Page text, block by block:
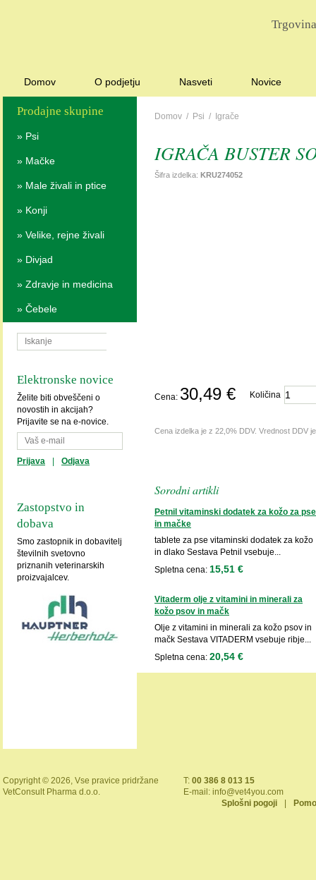
Domov O podjetju Nasveti Novice
Prodajne skupine
» Psi
» Mačke
» Male živali in ptice
» Konji
» Velike, rejne živali
» Divjad
» Zdravje in medicina
» Čebele
Elektronske novice
Želite biti obveščeni o
novostih in akcijah?
Prijavite se na e-novice.
Prijava Odjava
Zastopstvo in
dobava
Smo zastopnik in dobavitelj
številnih svetovno
priznanih veterinarskih
proizvajalcev.
Domov / Psi / Igrače
IGRAČA BUSTER
Šifra izdelka: KRU274052
Cena: 30,49 € Količina
Cena izdelka je z 22,0% DDV. Vrednost DDV
Sorodni artikli
Petnil vitaminski dodatek za kožo za pse
in mačke
tablete za pse vitaminski dodatek za kožo
in dlako Sestava Petnil vsebuje...
Spletna cena: 15,51 €
Vitaderm olje z vitamini in minerali za
kožo psov in mačk
Olje z vitamini in minerali za kožo psov in
mačk Sestava VITADERM vsebuje ribje...
Spletna cena: 20,54 €
Copyright © 2026, Vse pravice pridržane
VetConsult Pharma d.o.o.
T: 00 386 8 013 15
E-mail: info@vet4you.com
Splošni pogoji